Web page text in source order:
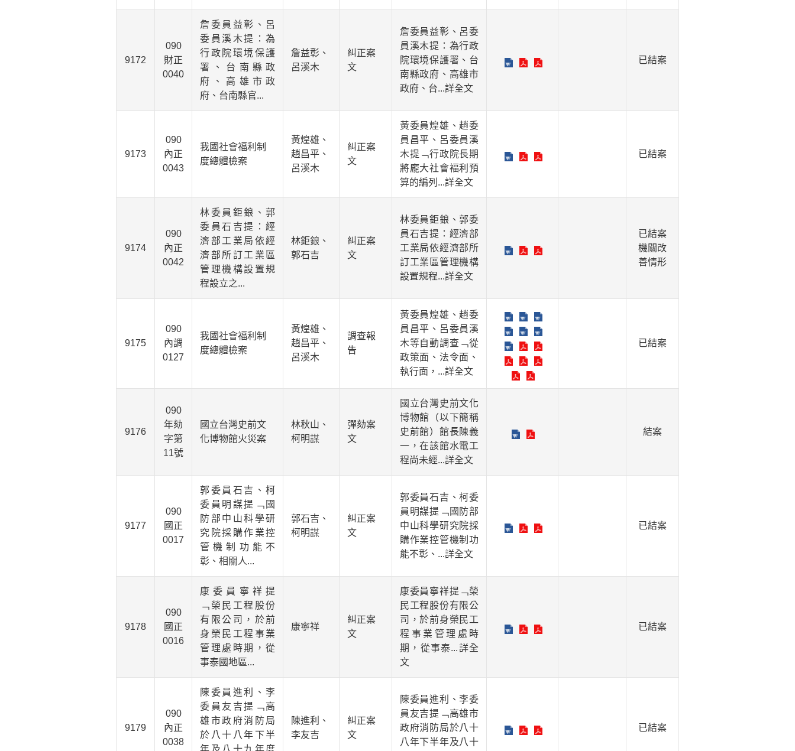
9172
090
財正
0040
詹委員益彰、呂
委員溪木提：為
行政院環境保護
署、台南縣政
府、高雄市政
府、台南縣官...
詹益彰、
呂溪木
糾正案
文
詹委員益彰、呂委
員溪木提：為行政
院環境保護署、台
南縣政府、高雄市
政府、台...詳全文
已結案
9173
090
內正
0043
我國社會福利制
度總體檢案
黃煌雄、
趙昌平、
呂溪木
糾正案
文
黃委員煌雄、趙委
員昌平、呂委員溪
木提﹁行政院長期
將龐大社會褔利預
算的編列 ...詳全文
已結案
9174
090
內正
0042
林委員鉅鋃、郭
委員石吉提：經
濟部工業局依經
濟部所訂工業區
管理機構設置規
程設立之...
林鉅鋃、
郭石吉
糾正案
文
林委員鉅鋃、郭委
員石吉提：經濟部
工業局依經濟部所
訂工業區管理機構
設置規程...詳全文
已結案
機關改
善情形
9175
090
內調
0127
我國社會福利制
度總體檢案
黃煌雄、
趙昌平、
呂溪木
調查報
告
黃委員煌雄、趙委
員昌平、呂委員溪
木等自動調查﹁從
政策面、法令面、
執行面， ...詳全文
已結案
9176
090
年劾
字第
11號
國立台灣史前文
化博物館火災案
林秋山、
柯明謀
彈劾案
文
國立台灣史前文化
博物館（以下簡稱
史前館）館長陳義
一，在該館水電工
程尚未經...詳全文
結案
9177
090
國正
0017
郭委員石吉、柯
委員明謀提﹁國
防部中山科學研
究院採購作業控
管機制功能不
彰、相關人...
郭石吉、
柯明謀
糾正案
文
郭委員石吉、柯委
員明謀提﹁國防部
中山科學研究院採
購作業控管機制功
能不彰、 ...詳全文
已結案
9178
090
國正
0016
康委員寧祥提
﹁榮民工程股份
有限公司，於前
身榮民工程事業
管理處時期，從
事泰國地區...
康寧祥
糾正案
文
康委員寧祥提﹁榮
民工程股份有限公
司，於前身榮民工
程事業管理處時
期，從事泰...詳全
文
已結案
9179
090
內正
0038
陳委員進利、李
委員友吉提﹁高
雄市政府消防局
於八十八年下半
年及八十九年度
陳進利、
李友吉
糾正案
文
陳委員進利、李委
員友吉提﹁高雄市
政府消防局於八十
八年下半年及八十
已結案